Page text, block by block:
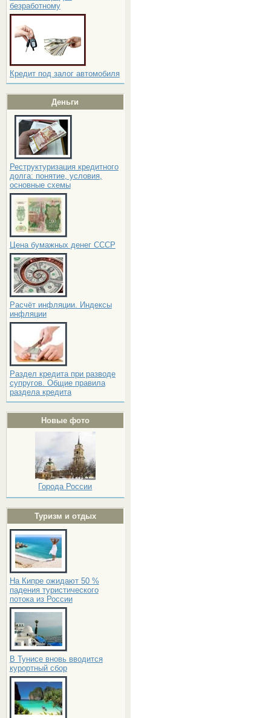
безработному
Кредит под залог автомобиля
Деньги
Реструктуризация кредитного
долга: понятие, условия,
основные схемы
Цена бумажных денег СССР
Расчёт инфляции. Индексы
инфляции
Раздел кредита при разводе
супругов. Общие правила
раздела кредита
Новые фото
Города России
Туризм и отдых
На Кипре ожидают 50 %
падения туристического
потока из России
В Тунисе вновь вводится
курортный сбор